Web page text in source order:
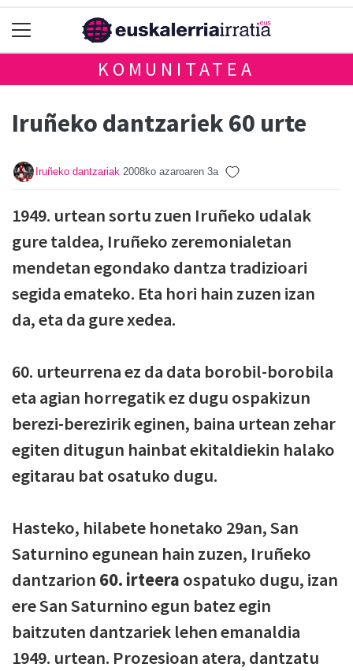
KOMUNITATEA
Iruñeko dantzariek 60 urte
Iruñeko dantzariak 2008ko azaroaren 3a
1949. urtean sortu zuen Iruñeko udalak
gure taldea, Iruñeko zeremonialetan
mendetan egondako dantza tradizioari
segida emateko. Eta hori hain zuzen izan
da, eta da gure xedea.
60. urteurrena ez da data borobil-borobila
eta agian horregatik ez dugu ospakizun
berezi-berezirik eginen, baina urtean zehar
egiten ditugun hainbat ekitaldiekin halako
egitarau bat osatuko dugu.
Hasteko, hilabete honetako 29an, San
Saturnino egunean hain zuzen, Iruñeko
dantzarion 60. irteera ospatuko dugu, izan
ere San Saturnino egun batez egin
baitzuten dantzariek lehen emanaldia
1949. urtean. Prozesioan atera, dantzatu